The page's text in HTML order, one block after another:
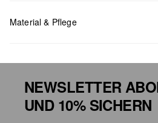
Material & Pflege
NEWSLETTER
UND 10% SICHERN